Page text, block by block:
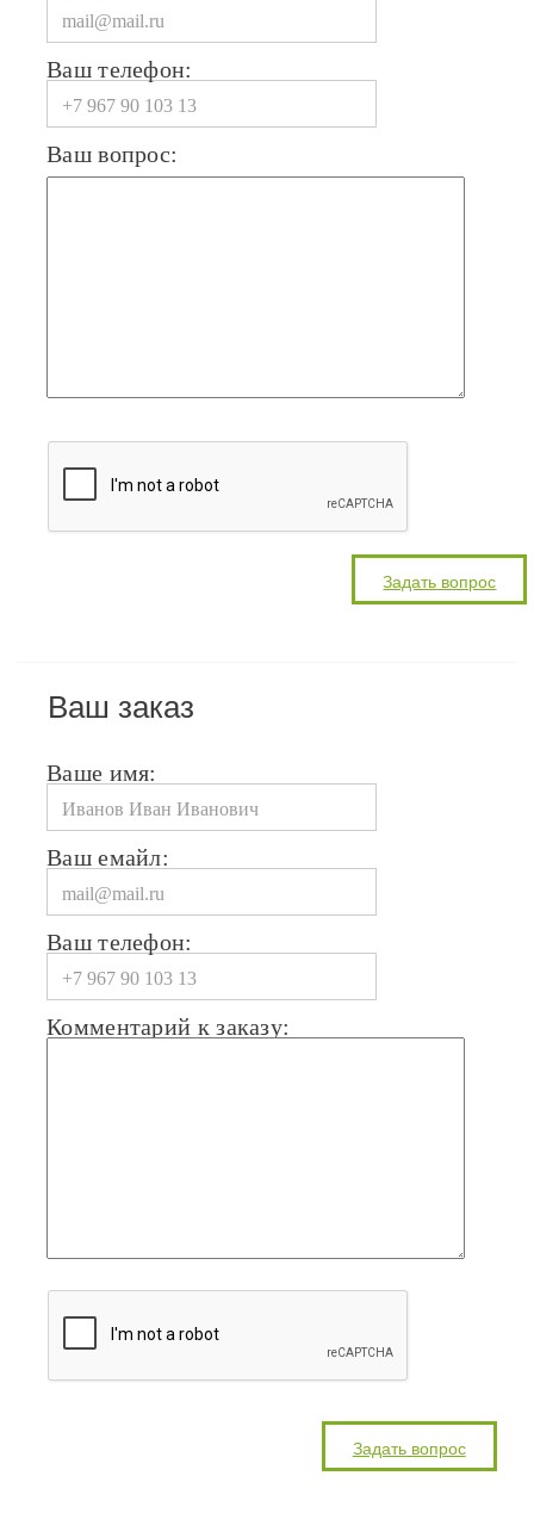
Ваш телефон:
Ваш вопрос:
Ваш заказ
Ваше имя:
Ваш емайл:
Ваш телефон:
Комментарий к заказу: